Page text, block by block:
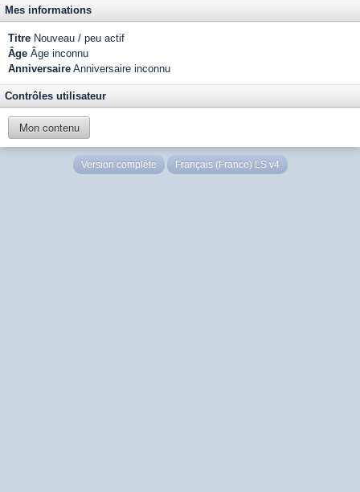
Mes informations
Titre Nouveau / peu actif
Âge Âge inconnu
Anniversaire Anniversaire inconnu
Contrôles utilisateur
Mon contenu
Version complète Français (France) LS v4